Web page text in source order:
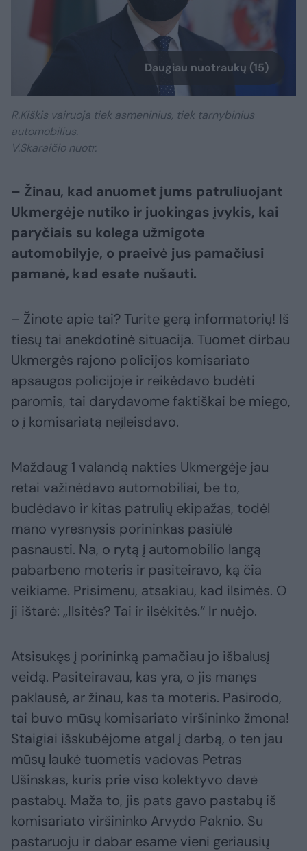
Daugiau nuotraukų (15)
R.Kiškis vairuoja tiek asmeninius, tiek tarnybinius
automobilius.
V.Skaraičio nuotr.
– Žinau, kad anuomet jums patruliuojant
Ukmergėje nutiko ir juokingas įvykis, kai
paryčiais su kolega užmigote
automobilyje, o praeivė jus pamačiusi
pamanė, kad esate nušauti.
– Žinote apie tai? Turite gerą informatorių! Iš
tiesų tai anekdotinė situacija. Tuomet dirbau
Ukmergės rajono policijos komisariato
apsaugos policijoje ir reikėdavo budėti
paromis, tai darydavome faktiškai be miego,
o į komisariatą neįleisdavo.
Maždaug 1 valandą nakties Ukmergėje jau
retai važinėdavo automobiliai, be to,
budėdavo ir kitas patrulių ekipažas, todėl
mano vyresnysis porininkas pasiūlė
pasnausti. Na, o rytą į automobilio langą
pabarbeno moteris ir pasiteiravo, ką čia
veikiame. Prisimenu, atsakiau, kad ilsimės. O
ji ištarė: „Ilsitės? Tai ir ilsėkitės.“ Ir nuėjo.
Atsisukęs į porininką pamačiau jo išbalusį
veidą. Pasiteiravau, kas yra, o jis manęs
paklausė, ar žinau, kas ta moteris. Pasirodo,
tai buvo mūsų komisariato viršininko žmona!
Staigiai išskubėjome atgal į darbą, o ten jau
mūsų laukė tuometis vadovas Petras
Ušinskas, kuris prie viso kolektyvo davė
pastabų. Maža to, jis pats gavo pastabų iš
komisariato viršininko Arvydo Paknio. Su
pastaruoju ir dabar esame vieni geriausių